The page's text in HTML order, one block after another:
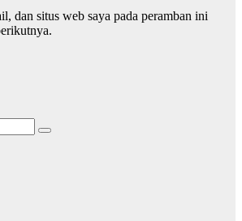
dan situs web saya pada peramban ini